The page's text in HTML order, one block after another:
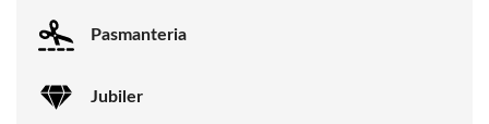
Pasmanteria
Jubiler